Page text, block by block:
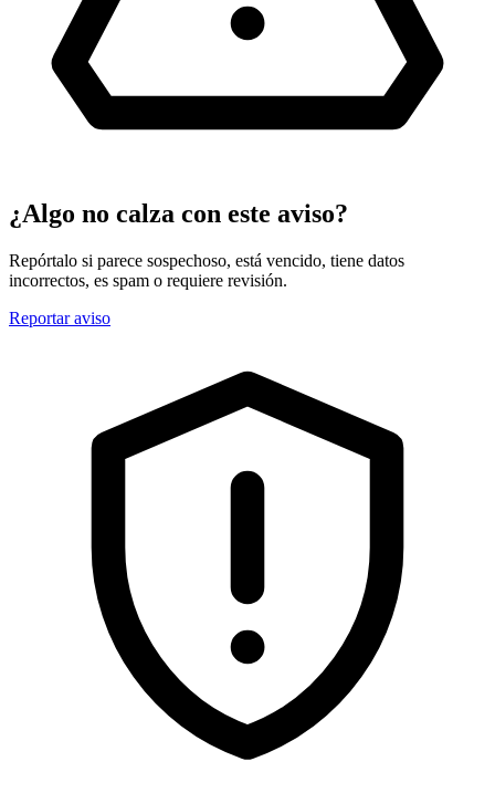
¿Algo no calza con este aviso?
Repórtalo si parece sospechoso, está vencido, tiene datos
incorrectos, es spam o requiere revisión.
Reportar aviso